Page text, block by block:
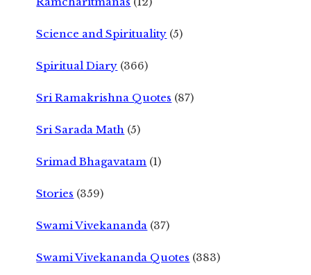
Science and Spirituality (5)
Spiritual Diary (366)
Sri Ramakrishna Quotes (87)
Sri Sarada Math (5)
Srimad Bhagavatam (1)
Stories (359)
Swami Vivekananda (37)
Swami Vivekananda Quotes (383)